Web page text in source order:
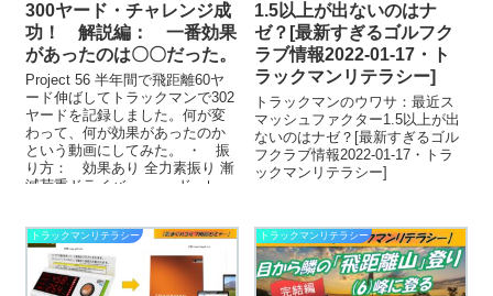
300ヤード・チャレンジ成
功！ 解説編： 一番効果
があったのは〇〇だった。
Project 56 半年間で飛距離60ヤ
ード伸ばしてトラックマンで302
ヤードを記録しました。何が変
わって、何が効果があったのか
という動画にしてみた。 ・ 振
り方： 効果あり 全力素振り 漸
減荷重ドライバー ド・レ...
1.5以上が出ないのはナ
ゼ？[最新すぎるゴルフク
ラブ情報2022-01-17・ト
ラックマンリテラシー]
トラックマンのウワサ：最近ス
マッシュファクター1.5以上が出
ないのはナゼ？[最新すぎるゴル
フクラブ情報2022-01-17・トラ
ックマンリテラシー]
トラックマンリテラシー トラックマンリテラシー